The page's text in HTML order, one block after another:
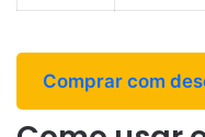
Comprar com